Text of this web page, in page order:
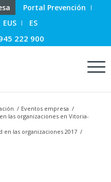
Portal Prevención
EUS ES
222 900
/ Eventos empresa /
las organizaciones en Vitoria-
en las organizaciones 2017 /